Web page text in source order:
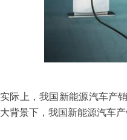
实际上，我国新能源汽车产
大背景下，我国新能源汽车